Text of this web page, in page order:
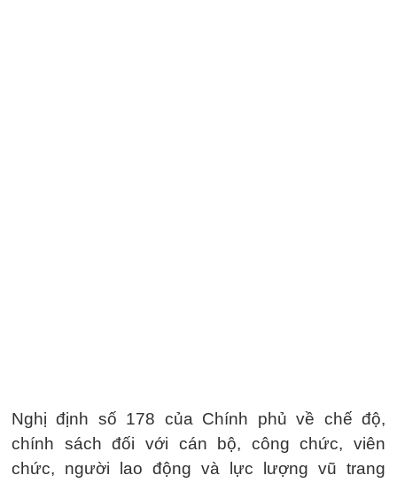
Nghị định số 178 của Chính phủ về chế độ,
chính sách đối với cán bộ, công chức, viên
chức, người lao động và lực lượng vũ trang